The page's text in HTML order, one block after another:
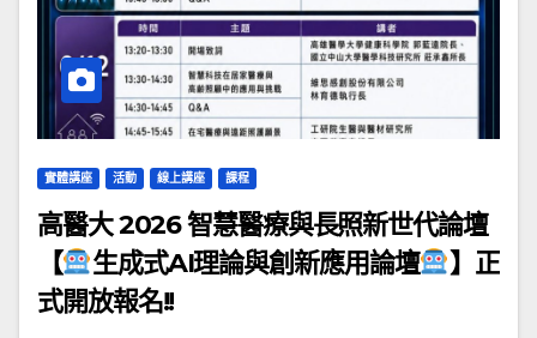
實體講座 活動 線上講座 課程
高醫大 2026 智慧醫療與長照新世代論壇
【
生成式AI理論與創新應用論壇
】正
式開放報名!!